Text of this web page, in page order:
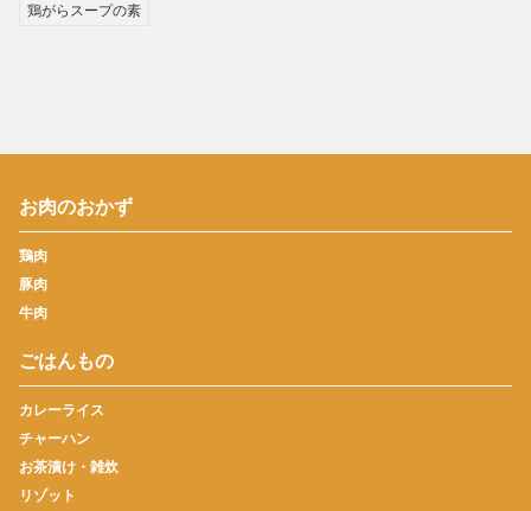
鶏がらスープの素
お肉のおかず
鶏肉
豚肉
牛肉
ごはんもの
カレーライス
チャーハン
お茶漬け・雑炊
リゾット